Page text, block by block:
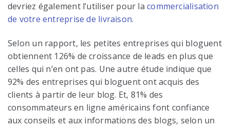
devriez également l’utiliser pour lacommercialisation
de votre entreprise de livraison.
Selon un rapport, les petites entreprises qui bloguent
obtiennent 126% de croissance de leads en plus que
celles qui n’en ont pas. Une autre étude indique que
92% des entreprises qui bloguent ont acquis des
clients à partir de leur blog. Et, 81% des
consommateurs en ligne américains font confiance
aux conseils et aux informations des blogs, selon un